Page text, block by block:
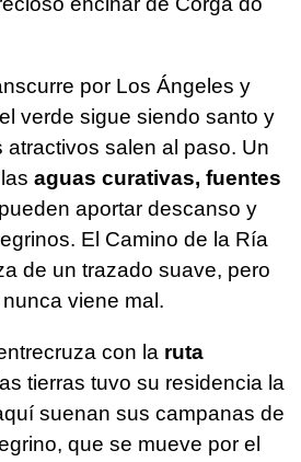
por Los Ángeles y
verde sigue siendo santo y
salen al paso. Un
aguas curativas, fuentes
aportar descanso y
El Camino de la Ría
de un trazado suave, pero
viene mal.
con la ruta
tierras tuvo su residencia la
suenan sus campanas de
que se mueve por el